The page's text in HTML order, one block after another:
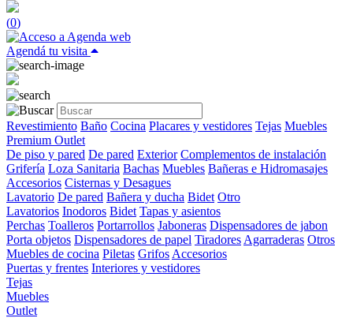
(0)
Agendá tu visita
Revestimiento Baño Cocina Placares y vestidores Tejas Muebles
Premium Outlet
De piso y pared De pared Exterior Complementos de instalación
Grifería Loza Sanitaria Bachas Muebles Bañeras e Hidromasajes
Accesorios Cisternas y Desagues
Lavatorio De pared Bañera y ducha Bidet Otro
Lavatorios Inodoros Bidet Tapas y asientos
Perchas Toalleros Portarrollos Jaboneras Dispensadores de jabon
Porta objetos Dispensadores de papel Tiradores Agarraderas Otros
Muebles de cocina Piletas Grifos Accesorios
Puertas y frentes Interiores y vestidores
Tejas
Muebles
Outlet